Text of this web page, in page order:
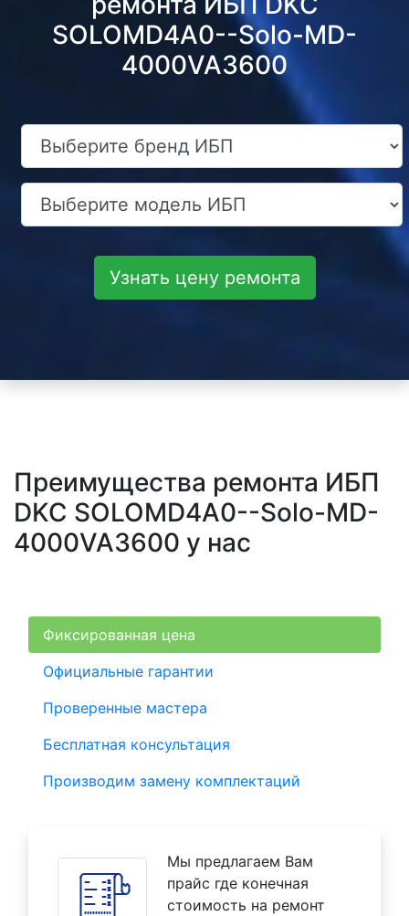
SOLOMD4A0--Solo-MD-
4000VA3600
Узнать цену ремонта
Преимущества ремонта ИБП
DKC SOLOMD4A0--Solo-MD-
4000VA3600 у нас
Фиксированная цена
Официальные гарантии
Проверенные мастера
Бесплатная консультация
Производим замену комплектаций
Мы предлагаем Вам
прайс где конечная
стоимость на ремонт